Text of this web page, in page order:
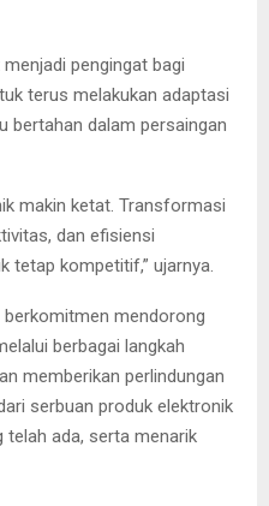
pengingat bagi
terus melakukan adaptasi
bertahan dalam persaingan
makin ketat. Transformasi
dan efisiensi
tetap kompetitif,” ujarnya.
mendorong
berbagai langkah
memberikan perlindungan
serbuan produk elektronik
telah ada, serta menarik